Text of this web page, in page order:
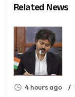
Related News
4 hours ago